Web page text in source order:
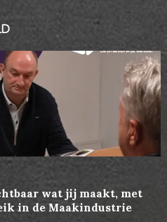
wat jij maakt, met
in de Maakindustrie